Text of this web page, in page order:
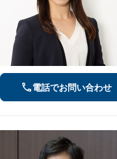
電話でお問い合わせ